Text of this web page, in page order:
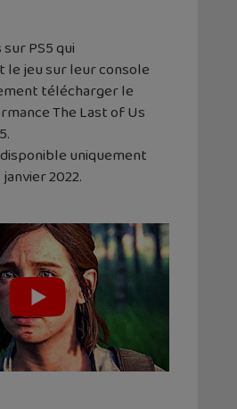
PS5 qui
jeu sur leur console
télécharger le
The Last of Us
uniquement
2022.